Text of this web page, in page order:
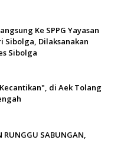
Ke SPPG Yayasan
Sibolga, Dilaksanakan
Sibolga
di Aek Tolang
RUNGGU SABUNGAN,